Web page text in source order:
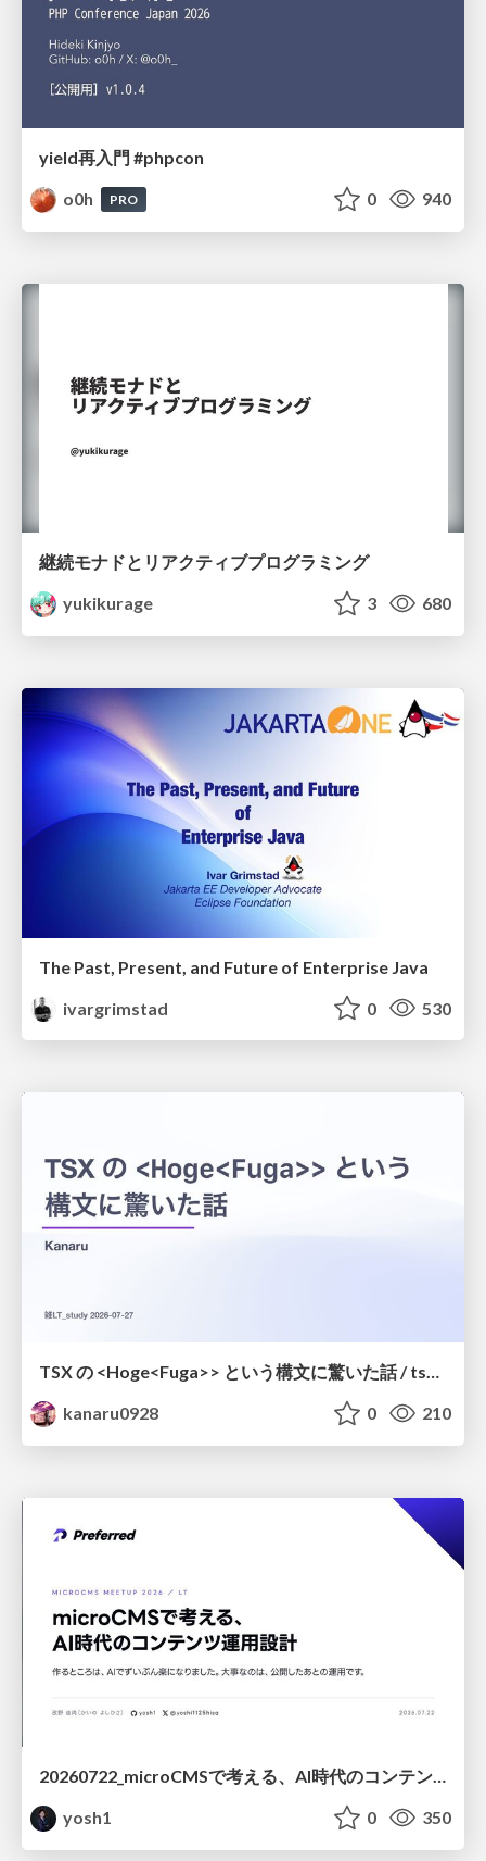
yield再入門 #phpcon
o0h
PRO 0 940
継続モナドとリアクティブプログラミング
yukikurage
3 680
The Past, Present, and Future of Enterprise Java
ivargrimstad
0 530
TSX の <Hoge<Fuga>> という構文に驚いた話 / tsx-type-argument-syntax
kanaru0928
0 210
20260722_microCMSで考える、AI時代のコンテンツ運用設計
yosh1
0 350